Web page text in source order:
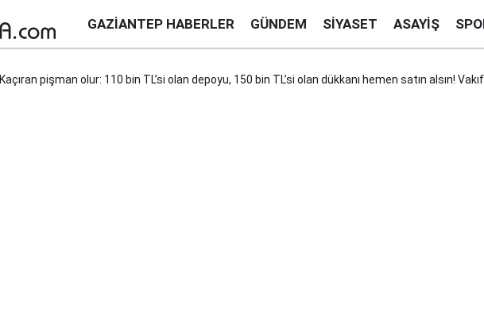
GAZIANTEP HABERLER GÜNDEM SIYASET ASAYIŞ
Kaçıran pişman olur: 110 bin TL’si olan depoyu, 150 bin TL’si olan dükkanı hemen satın alsın!